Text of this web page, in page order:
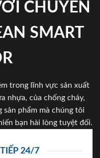
CHUYÊN
SMART
trong lĩnh vực sản xuất
nhựa, của chống cháy,
phẩm mà chúng tôi
bạn hài lòng tuyệt đối.
24/7